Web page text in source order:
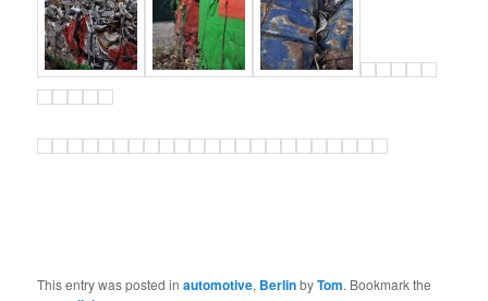
This entry was posted inautomotive, BerlinbyTom. Bookmark the